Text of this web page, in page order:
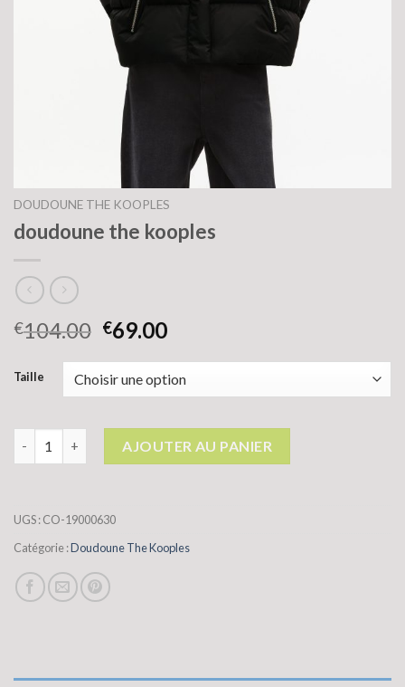
DOUDOUNE THE KOOPLES
doudoune the kooples
€104.00 €69.00
Taille
AJOUTER AU PANIER
UGS :CO-19000630
Catégorie :Doudoune The Kooples